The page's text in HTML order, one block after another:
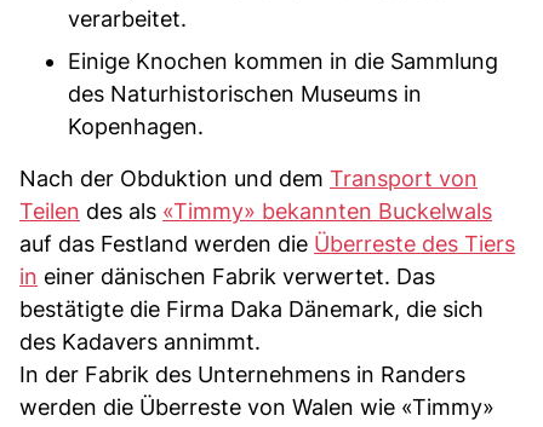
verarbeitet.
Einige Knochen kommen in die Sammlung
des Naturhistorischen Museums in
Kopenhagen.
Nach der Obduktion und dem Transport von
Teilen des als «Timmy» bekannten Buckelwals
auf das Festland werden die Überreste des Tiers
in einer dänischen Fabrik verwertet. Das
bestätigte die Firma Daka Dänemark, die sich
des Kadavers annimmt.
In der Fabrik des Unternehmens in Randers
werden die Überreste von Walen wie «Timmy»